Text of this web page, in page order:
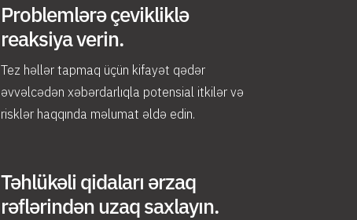
Problemlərə çevikliklə
reaksiya verin.
Tez həllər tapmaq üçün kifayət qədər
əvvəlcədən xəbərdarlıqla potensial itkilər və
risklər haqqında məlumat əldə edin.
Təhlükəli qidaları ərzaq
rəflərindən uzaq saxlayın.